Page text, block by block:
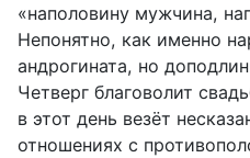
«наполовину мужчина,
Непонятно, как именно
андрогината, но
Четверг благоволит
в этот день везёт
отношениях с